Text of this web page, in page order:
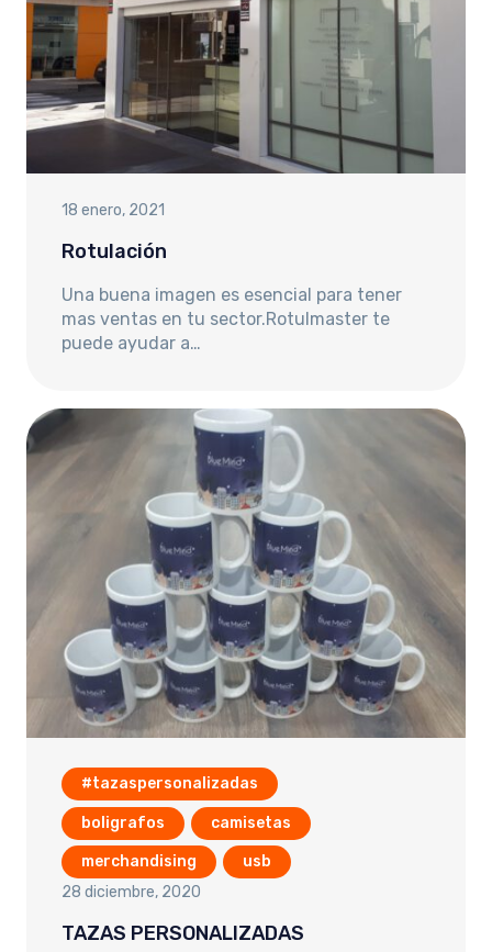
18 enero, 2021
Rotulación
Una buena imagen es esencial para tener
mas ventas en tu sector.Rotulmaster te
puede ayudar a…
#tazaspersonalizadas
boligrafos camisetas
merchandising
usb
28 diciembre, 2020
TAZAS PERSONALIZADAS